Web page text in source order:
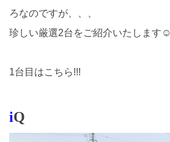
ろなのですが、、、
珍しい厳選2台をご紹介いたします☺
1台目はこちら!!!
iQ